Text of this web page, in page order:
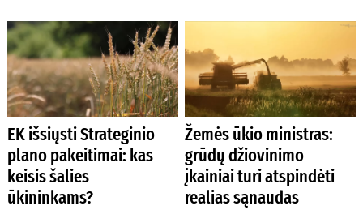
EK išsiųsti Strateginio
plano pakeitimai: kas
keisis šalies
ūkininkams?
Žemės ūkio ministras:
grūdų džiovinimo
įkainiai turi atspindėti
realias sąnaudas